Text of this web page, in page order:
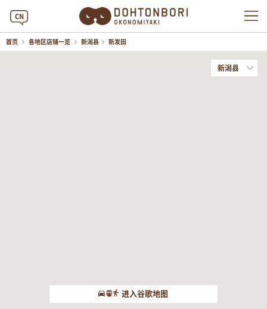
CN
首页 各地区店铺一览 新潟县 新发田
新潟县
进入谷歌地图